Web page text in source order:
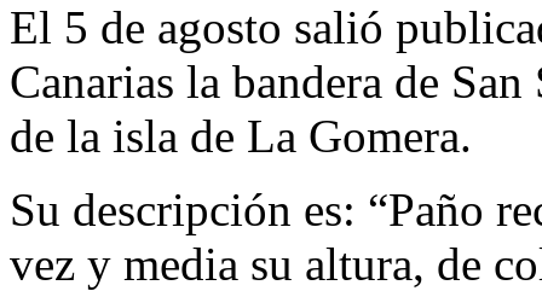
El 5 de agosto salió
Canarias la bandera de
de la isla de La Gomera.
Su descripción es: “Paño
vez y media su altura, de